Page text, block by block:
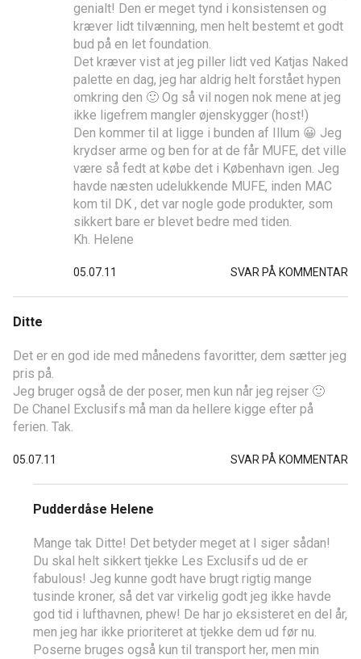
genialt! Den er meget tynd i konsistensen og
kræver lidt tilvænning, men helt bestemt et godt
bud på en let foundation.
Det kræver vist at jeg piller lidt ved Katjas Naked
palette en dag, jeg har aldrig helt forstået hypen
omkring den 🙂 Og så vil nogen nok mene at jeg
ikke ligefrem mangler øjenskygger (host!)
Den kommer til at ligge i bunden af Illum 😀 Jeg
krydser arme og ben for at de får MUFE, det ville
være så fedt at købe det i København igen. Jeg
havde næsten udelukkende MUFE, inden MAC
kom til DK , det var nogle gode produkter, som
sikkert bare er blevet bedre med tiden.
Kh. Helene
05.07.11 SVAR PÅ KOMMENTAR
Ditte
Det er en god ide med månedens favoritter, dem sætter jeg
pris på.
Jeg bruger også de der poser, men kun når jeg rejser 🙂
De Chanel Exclusifs må man da hellere kigge efter på
ferien. Tak.
05.07.11 SVAR PÅ KOMMENTAR
Pudderdåse Helene
Mange tak Ditte! Det betyder meget at I siger sådan!
Du skal helt sikkert tjekke Les Exclusifs ud de er
fabulous! Jeg kunne godt have brugt rigtig mange
tusinde kroner, så det var virkelig godt jeg ikke havde
god tid i lufthavnen, phew! De har jo eksisteret en del år,
men jeg har ikke prioriteret at tjekke dem ud før nu.
Poserne bruges også kun til transport her, men min